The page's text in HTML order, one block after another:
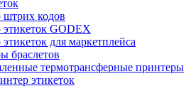
кодов
GODEX
для маркетплейса
браслетов
термотрансферные принтеры
этикеток